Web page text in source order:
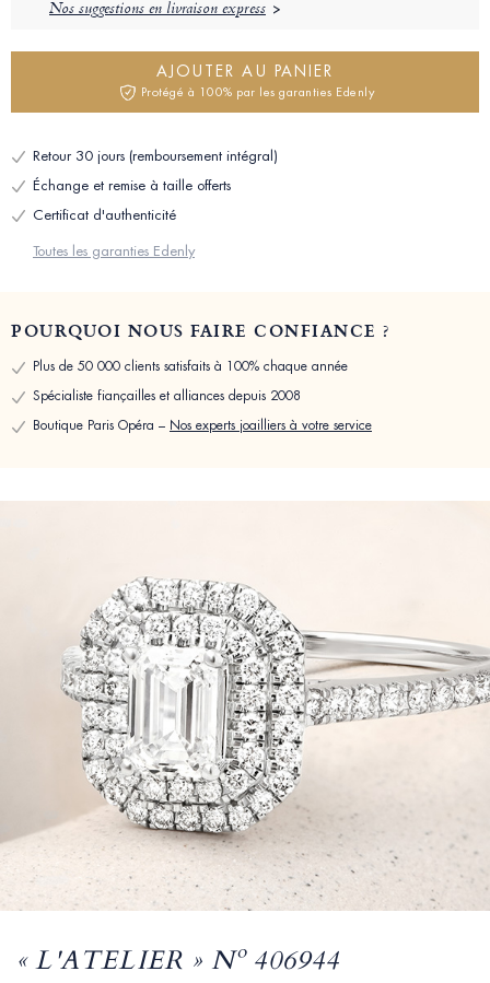
Nos suggestions en livraison express
AJOUTER AU PANIER
Protégé à 100% par les garanties Edenly
Retour 30 jours (remboursement intégral)
Échange et remise à taille offerts
Certificat d'authenticité
Toutes les garanties Edenly
POURQUOI NOUS FAIRE CONFIANCE ?
Plus de 50 000 clients satisfaits à 100% chaque année
Spécialiste fiançailles et alliances depuis 2008
Boutique Paris Opéra – Nos experts joailliers à votre service
« L'ATELIER » Nº 406944